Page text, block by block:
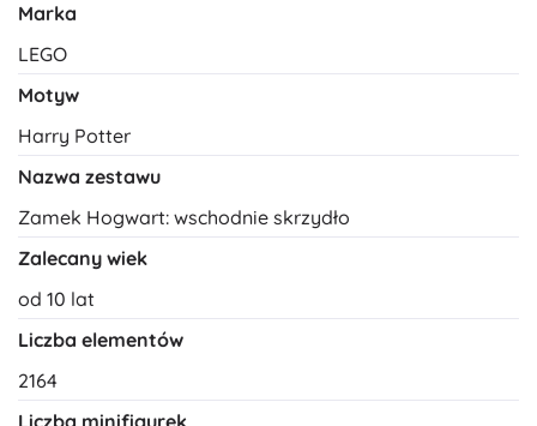
Marka
LEGO
Motyw
Harry Potter
Nazwa zestawu
Zamek Hogwart: wschodnie skrzydło
Zalecany wiek
od 10 lat
Liczba elementów
2164